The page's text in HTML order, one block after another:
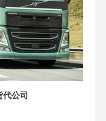
公司